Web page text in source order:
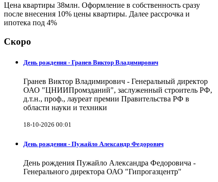
Цена квартиры 38млн. Оформление в собственность сразу
после внесения 10% цены квартиры. Далее рассрочка и
ипотека под 4%
Скоро
День рождения - Гранев Виктор Владимирович
Гранев Виктор Владимирович - Генеральный директор
ОАО "ЦНИИПромзданий", заслуженный строитель РФ,
д.т.н., проф., лауреат премии Правительства РФ в
области науки и техники
18-10-2026 00:01
День рождения - Пужайло Александр Федорович
День рождения Пужайло Александра Федоровича -
Генерального директора ОАО "Гипрогазцентр"